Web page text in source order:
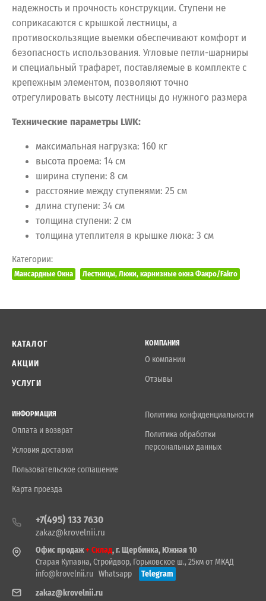
надежность и прочность конструкции. Ступени не
соприкасаются с крышкой лестницы, а
противоскользящие выемки обеспечивают комфорт и
безопасность использования. Угловые петли-шарниры
и специальный трафарет, поставляемые в комплекте с
крепежным элементом, позволяют точно
отрегулировать высоту лестницы до нужного размера
Технические параметры LWK:
максимальная нагрузка: 160 кг
высота проема: 14 см
ширина ступени: 8 см
расстояние между ступенями: 25 см
длина ступени: 34 см
толщина ступени: 2 см
толщина утеплителя в крышке люка: 3 см
Категории:
Мансардные Окна Лестницы, Люки, карнизные окна Факро/Fakro
КАТАЛОГ
АКЦИИ
УСЛУГИ
КОМПАНИЯ
О компании
Отзывы
ИНФОРМАЦИЯ
Оплата и возврат
Условия доставки
Пользовательское соглашение
Карта проезда
Политика конфиденциальности
Политика обработки
персональных данных
+7(495) 133 7630
zakaz@krovelnii.ru
Офис продаж+ Склад, г. Щербинка, Южная 10
Старая Купавна, Стройдвор, Горьковское ш., 25км от МКАД
info@krovelnii.ru Whatsapp
Telegram
zakaz@krovelnii.ru